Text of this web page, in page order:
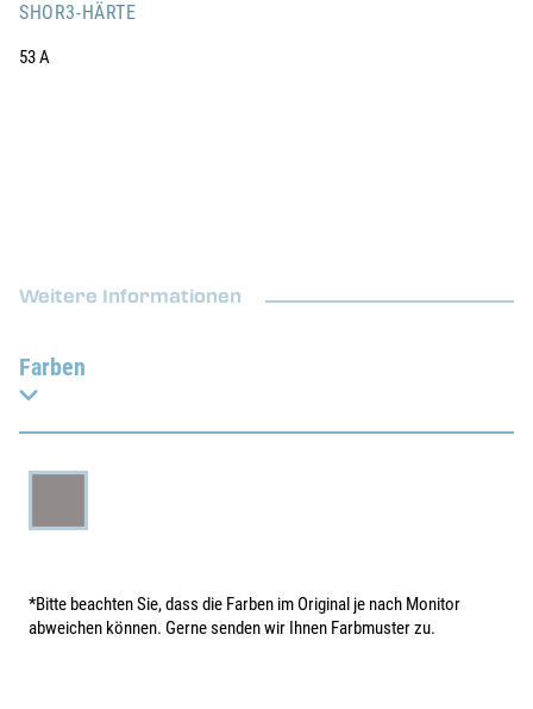
SHOR3-HÄRTE
53 A
Weitere Informationen
Farben
*Bitte beachten Sie, dass die Farben im Original je nach Monitor
abweichen können. Gerne senden wir Ihnen Farbmuster zu.